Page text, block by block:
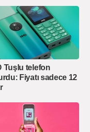
Tuşlu telefon
Fiyatı sadece 12